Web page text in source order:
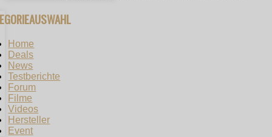
Home
Deals
News
Testberichte
Forum
Filme
Videos
Hersteller
Event